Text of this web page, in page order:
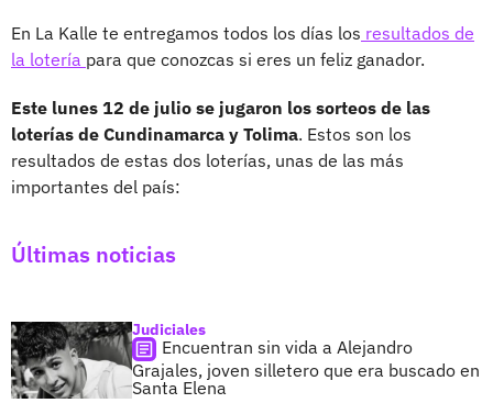
En La Kalle te entregamos todos los días los resultados de
la lotería para que conozcas si eres un feliz ganador.
Este lunes 12 de julio se jugaron los sorteos de las
loterías de Cundinamarca y Tolima. Estos son los
resultados de estas dos loterías, unas de las más
importantes del país:
Últimas noticias
Judiciales
Encuentran sin vida a Alejandro
Grajales, joven silletero que era buscado en
Santa Elena